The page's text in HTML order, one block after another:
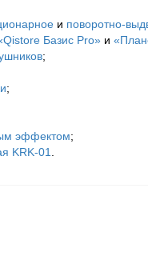
и поворотно-
Базис Pro»и
;
;
эффектом;
KRK-01.